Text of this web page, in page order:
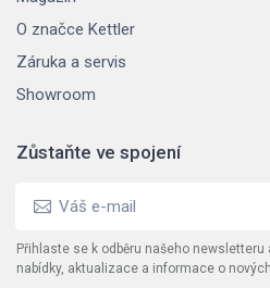
O značce Kettler
Záruka a servis
Showroom
Zůstaňte ve spojení
Přihlaste se k odběru našeho
nabídky, aktualizace a informace o